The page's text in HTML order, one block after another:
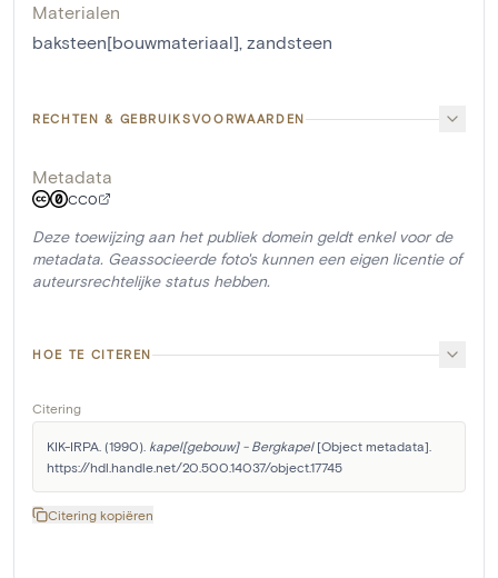
Materialen
baksteen[bouwmateriaal], zandsteen
RECHTEN & GEBRUIKSVOORWAARDEN
Metadata
CC0
Deze toewijzing aan het publiek domein geldt enkel voor de
metadata. Geassocieerde foto's kunnen een eigen licentie of
auteursrechtelijke status hebben.
HOE TE CITEREN
Citering
KIK-IRPA. (1990). kapel[gebouw] - Bergkapel [Object metadata].
https://hdl.handle.net/20.500.14037/object.17745
Citering kopiëren